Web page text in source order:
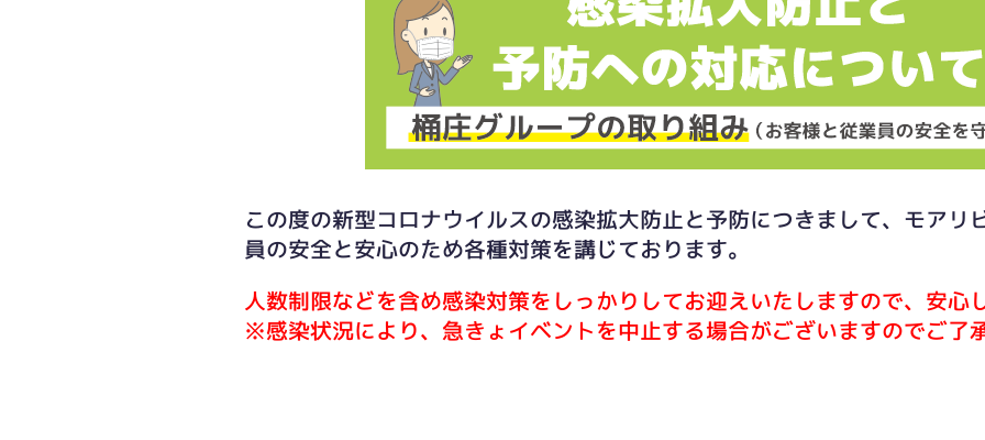
この度の新型コロナウイルスの感染拡大防止と予防につきまして、モアリ
員の安全と安心のため各種対策を講じております。
人数制限などを含め感染対策をしっかりしてお迎えいたしますので、安心
※感染状況により、急きょイベントを中止する場合がございますのでご了